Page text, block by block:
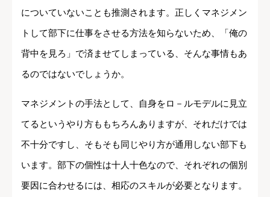
についていないことも推測されます。正しくマネジメン
トして部下に仕事をさせる方法を知らないため、「俺の
背中を見ろ」で済ませてしまっている、そんな事情もあ
るのではないでしょうか。
マネジメントの手法として、自身をロ－ルモデルに見立
てるというやり方ももちろんありますが、それだけでは
不十分ですし、そもそも同じやり方が通用しない部下も
います。部下の個性は十人十色なので、それぞれの個別
要因に合わせるには、相応のスキルが必要となります。